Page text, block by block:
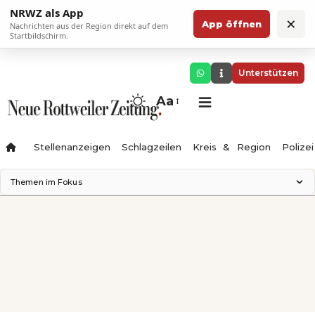
NRWZ als App
Nachrichten aus der Region direkt auf dem
Startbildschirm.
App öffnen ×
Unterstützen
Aa
Stellenanzeigen Schlagzeilen Kreis & Region Polizei
Themen im Fokus